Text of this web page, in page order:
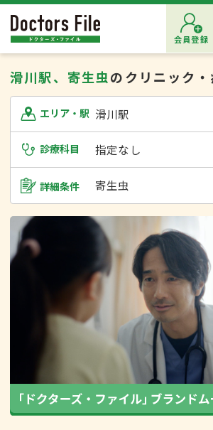
会員登録
滑川駅、寄生虫のクリニック
エリア・駅 滑川駅
診療科目 指定なし
詳細条件 寄生虫